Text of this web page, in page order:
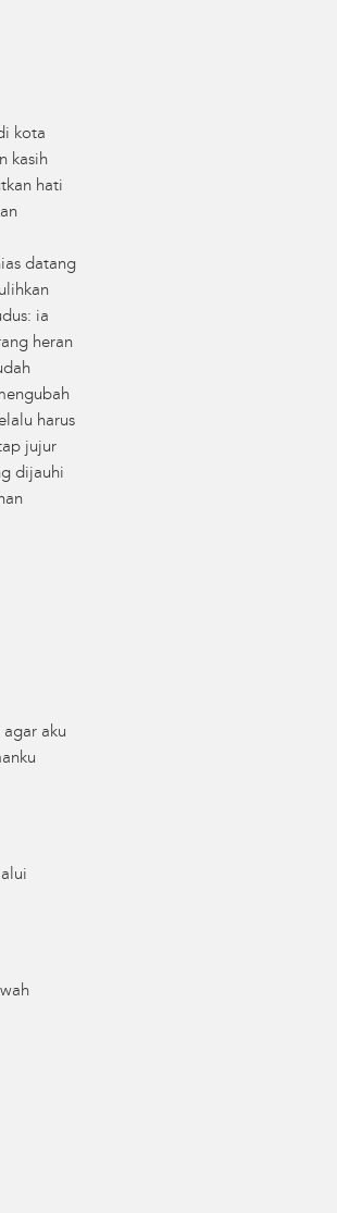
kota
kasih
hati
datang
ia
heran
harus
jujur
dijauhi
agar aku